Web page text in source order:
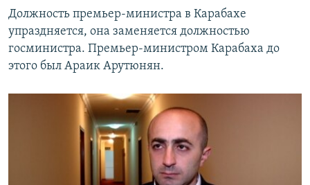
Должность премьер-министра в Карабахе
упраздняется, она заменяется должностью
госминистра. Премьер-министром Карабаха до
этого был Араик Арутюнян.